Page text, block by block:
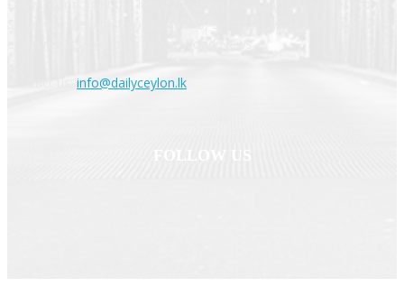
info@dailyceylon.lk